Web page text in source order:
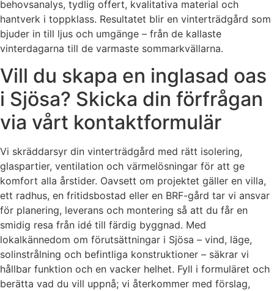
behovsanalys, tydlig offert, kvalitativa material och
hantverk i toppklass. Resultatet blir en vinterträdgård som
bjuder in till ljus och umgänge – från de kallaste
vinterdagarna till de varmaste sommarkvällarna.
Vill du skapa en inglasad oas
i Sjösa? Skicka din förfrågan
via vårt kontaktformulär
Vi skräddarsyr din vinterträdgård med rätt isolering,
glaspartier, ventilation och värmelösningar för att ge
komfort alla årstider. Oavsett om projektet gäller en villa,
ett radhus, en fritidsbostad eller en BRF-gård tar vi ansvar
för planering, leverans och montering så att du får en
smidig resa från idé till färdig byggnad. Med
lokalkännedom om förutsättningar i Sjösa – vind, läge,
solinstrålning och befintliga konstruktioner – säkrar vi
hållbar funktion och en vacker helhet. Fyll i formuläret och
berätta vad du vill uppnå; vi återkommer med förslag,